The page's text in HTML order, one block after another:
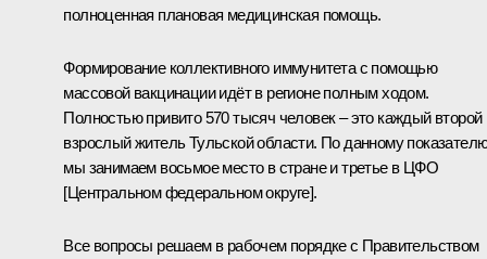
полноценная плановая медицинская помощь.
Формирование коллективного иммунитета с помощью
массовой вакцинации идёт в регионе полным ходом.
Полностью привито 570 тысяч человек – это каждый второй
взрослый житель Тульской области. По данному
мы занимаем восьмое место в стране и третье в ЦФО
[Центральном федеральном округе].
Все вопросы решаем в рабочем порядке с Правительством